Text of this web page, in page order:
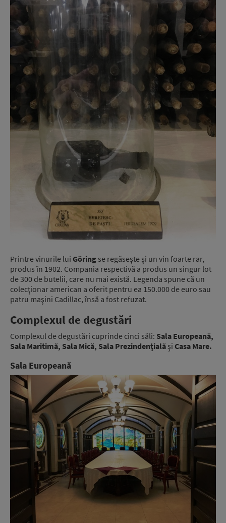
Printre vinurile lui Göring se regăseşte şi un vin foarte rar,
produs în 1902. Compania respectivă a produs un singur lot
de 300 de butelii, care nu mai există. Legenda spune că un
colecţionar american a oferit pentru ea 150.000 de euro sau
patru maşini Cadillac, însă a fost refuzat.
Complexul de degustări
Complexul de degustări cuprinde cinci săli: Sala Europeană,
Sala Maritimă, Sala Mică, Sala Prezindenţială şi Casa Mare.
Sala Europeană